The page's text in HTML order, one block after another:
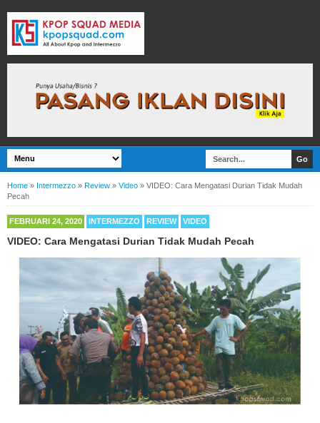
Home » Intermezzo » Review » Video » VIDEO: Cara Mengatasi Durian Tidak Mudah
Pecah
FEBRUARI 24, 2020 INTERMEZZO REVIEW VIDEO
VIDEO: Cara Mengatasi Durian Tidak Mudah Pecah